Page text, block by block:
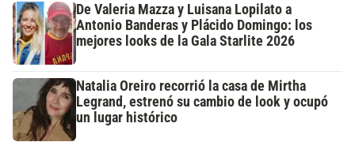
De Valeria Mazza y Luisana Lopilato a
Antonio Banderas y Plácido Domingo: los
mejores looks de la Gala Starlite 2026
Natalia Oreiro recorrió la casa de Mirtha
Legrand, estrenó su cambio de look y ocupó
un lugar histórico